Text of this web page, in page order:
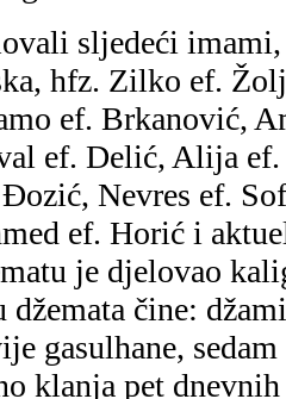
sljedeći
hfz. Zilko ef.
ef. Brkanović,
ef. Delić, Alija
Nevres ef.
ef. Horić i
je djelovao
čine:
gasulhane,
klanja pet